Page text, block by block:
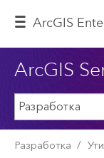
ArcGIS
ArcGIS
Разработка